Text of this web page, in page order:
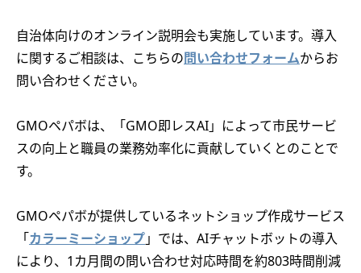
自治体向けのオンライン説明会も実施しています。導入
に関するご相談は、こちらの問い合わせフォームからお
問い合わせください。
GMOペパボは、「GMO即レスAI」によって市民サービ
スの向上と職員の業務効率化に貢献していくとのことで
す。
GMOペパボが提供しているネットショップ作成サービス
「カラーミーショップ」では、AIチャットボットの導入
により、1カ月間の問い合わせ対応時間を約803時間削減